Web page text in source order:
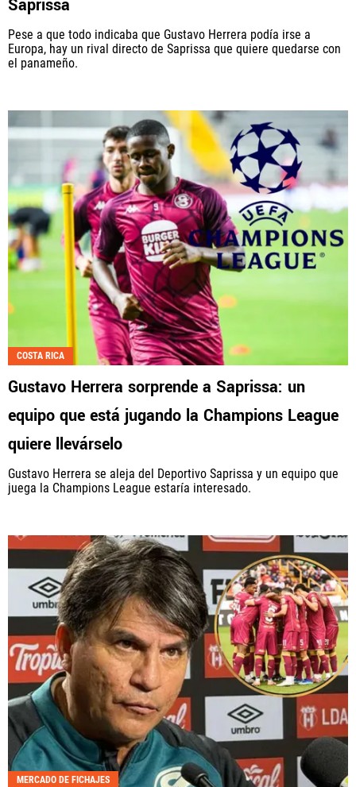
Saprissa
Pese a que todo indicaba que Gustavo Herrera podía irse a
Europa, hay un rival directo de Saprissa que quiere quedarse con
el panameño.
COSTA RICA
Gustavo Herrera sorprende a Saprissa: un
equipo que está jugando la Champions League
quiere llevárselo
Gustavo Herrera se aleja del Deportivo Saprissa y un equipo que
juega la Champions League estaría interesado.
MERCADO DE FICHAJES